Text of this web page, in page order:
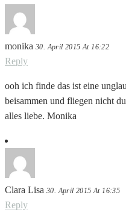
monika 30. April 2015 At 16:22
Reply
ooh ich finde das ist eine
beisammen und fliegen nicht
alles liebe. Monika
Clara Lisa 30. April 2015 At 16:35
Reply